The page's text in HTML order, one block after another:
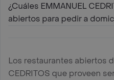
¿Cuáles EMMANUEL
abiertos para pedir a
Los restaurantes abiertos
CEDRITOS que proveen